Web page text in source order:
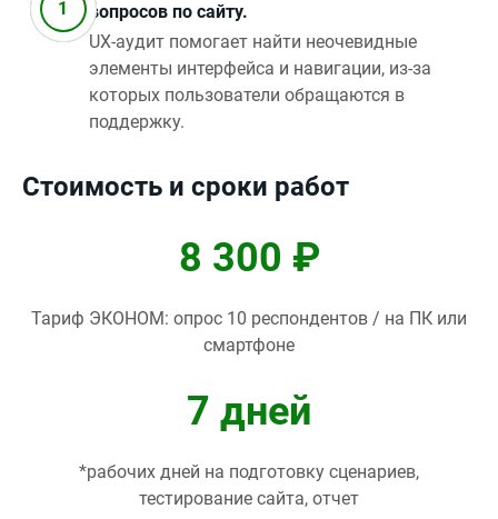
вопросов по сайту.
UX‑аудит помогает найти неочевидные
элементы интерфейса и навигации, из‑за
которых пользователи обращаются в
поддержку.
Стоимость и сроки работ
8 300 ₽
Тариф ЭКОНОМ: опрос 10 респондентов / на ПК или
смартфоне
7 дней
*рабочих дней на подготовку сценариев,
тестирование сайта, отчет